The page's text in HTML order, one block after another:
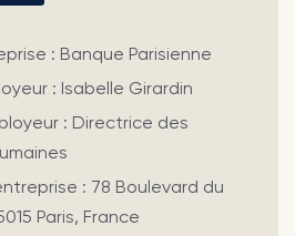
: Banque Parisienne
: Isabelle Girardin
: Directrice des
: 78 Boulevard du
Paris, France